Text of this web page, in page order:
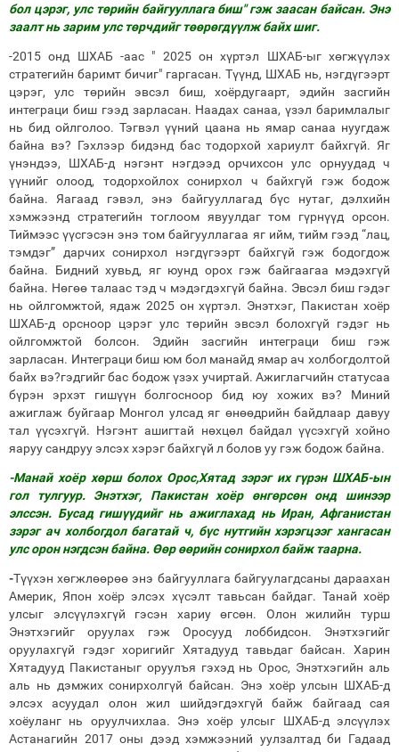
бол цэрэг, улс төрийн байгууллага биш" гэж заасан байсан. Энэ
заалт нь зарим улс төрчдийг төөрөгдүүлж байх шиг.
-2015 онд ШХАБ -аас " 2025 он хүртэл ШХАБ-ыг хөгжүүлэх
стратегийн баримт бичиг" гаргасан. Түүнд, ШХАБ нь, нэгдүгээрт
цэрэг, улс төрийн эвсэл биш, хоёрдугаарт, эдийн засгийн
интеграци биш гээд зарласан. Наадах санаа, үзэл баримлалыг
нь бид ойлголоо. Тэгвэл үүний цаана нь ямар санаа нуугдаж
байна вэ? Гэхлээр бидэнд бас тодорхой хариулт байхгүй. Яг
үнэндээ, ШХАБ-д нэгэнт нэгдээд орчихсон улс орнуудад ч
үүнийг олоод, тодорхойлох сонирхол ч байхгүй гэж бодож
байна. Яагаад гэвэл, энэ байгууллагад бүс нутаг, дэлхийн
хэмжээнд стратегийн тоглоом явуулдаг том гүрнүүд орсон.
Тиймээс үүсгэсэн энэ том байгууллагаа яг ийм, тийм гээд “лац,
тэмдэг” дарчих сонирхол нэгдүгээрт байхгүй гэж бодогдож
байна. Бидний хувьд, яг юунд орох гэж байгаагаа мэдэхгүй
байна. Нөгөө талаас тэд ч мэдэгдэхгүй байна. Эвсэл биш гэдэг
нь ойлгомжтой, ядаж 2025 он хүртэл. Энэтхэг, Пакистан хоёр
ШХАБ-д орсноор цэрэг улс төрийн эвсэл болохгүй гэдэг нь
ойлгомжтой болсон. Эдийн засгийн интеграци биш гэж
зарласан. Интеграци биш юм бол манайд ямар ач холбогдолтой
байх вэ?гэдгийг бас бодож үзэх учиртай. Ажиглагчийн статусаа
бүрэн эрхэт гишүүн болгосноор бид юу хожих вэ? Миний
ажиглаж буйгаар Монгол улсад яг өнөөдрийн байдлаар давуу
тал үүсэхгүй. Нэгэнт ашигтай нөхцөл байдал үүсэхгүй хойно
яаруу сандруу элсэх хэрэг байхгүй л болов уу гэж бодож байна.
-Манай хоёр хөрш болох Орос,Хятад зэрэг их гүрэн ШХАБ-ын
гол тулгуур. Энэтхэг, Пакистан хоёр өнгөрсөн онд шинээр
элссэн. Бусад гишүүдийг нь ажиглахад нь Иран, Афганистан
зэрэг ач холбогдол багатай ч, бүс нутгийн хэрэгцээг хангасан
улс орон нэгдсэн байна. Өөр өөрийн сонирхол байж таарна.
-Түүхэн хөгжлөөрөө энэ байгууллага байгуулагдсаны дараахан
Америк, Япон хоёр элсэх хүсэлт тавьсан байдаг. Танай хоёр
улсыг элсүүлэхгүй гэсэн хариу өгсөн. Олон жилийн турш
Энэтхэгийг оруулах гэж Оросууд лоббидсон. Энэтхэгийг
оруулахгүй гэдэг хоригийг Хятадууд тавьдаг байсан. Харин
Хятадууд Пакистаныг оруулъя гэхэд нь Орос, Энэтхэгийн аль
аль нь дэмжих сонирхолгүй байсан. Энэ хоёр улсын ШХАБ-д
элсэх асуудал олон жил шийдэгдэхгүй байж байгаад сая
хоёуланг нь оруулчихлаа. Энэ хоёр улсыг ШХАБ-д элсүүлэх
Астанагийн 2017 оны дээд хэмжээний уулзалтад би Гадаад